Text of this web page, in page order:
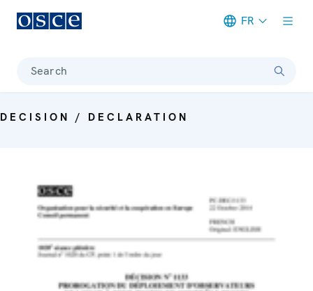
FR
Search
DECISION / DECLARATION